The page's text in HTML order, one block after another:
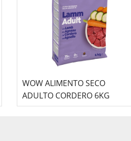
WOW ALIMENTO SECO
ADULTO CORDERO 6KG